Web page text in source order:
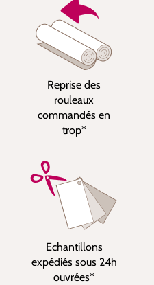
Reprise des
rouleaux
commandés en
trop*
Echantillons
expédiés sous 24h
ouvrées*